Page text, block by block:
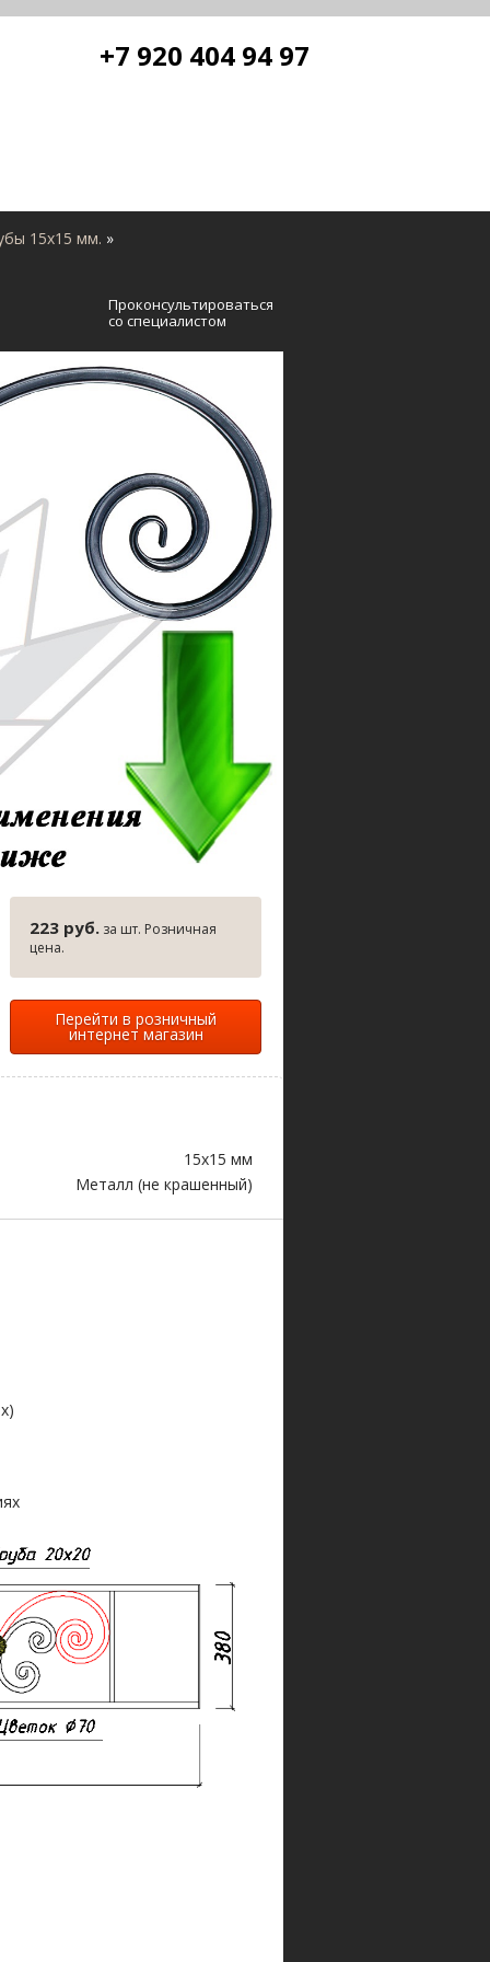
+7 920 404 94 97
15х15 мм. »
Проконсультироваться
со специалистом
223 руб. за шт. Розничная
цена.
Перейти в розничный
интернет магазин
15х15 мм
Металл (не крашенный)